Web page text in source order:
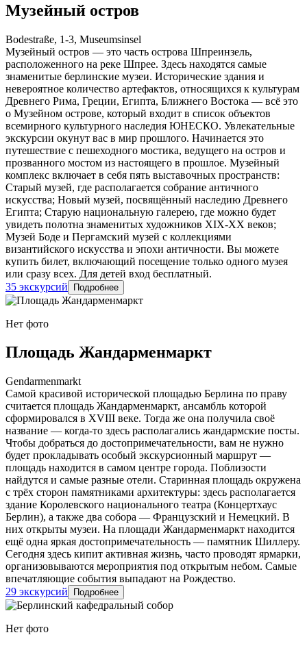
Музейный остров
Bodestraße, 1-3, Museumsinsel
Музейный остров — это часть острова Шпреинзель,
расположенного на реке Шпрее. Здесь находятся самые
знаменитые берлинские музеи. Исторические здания и
невероятное количество артефактов, относящихся к культурам
Древнего Рима, Греции, Египта, Ближнего Востока — всё это
о Музейном острове, который входит в список объектов
всемирного культурного наследия ЮНЕСКО. Увлекательные
экскурсии окунут вас в мир прошлого. Начинается это
путешествие с пешеходного мостика, ведущего на остров и
прозванного мостом из настоящего в прошлое. Музейный
комплекс включает в себя пять выставочных пространств:
Старый музей, где располагается собрание античного
искусства; Новый музей, посвящённый наследию Древнего
Египта; Старую национальную галерею, где можно будет
увидеть полотна знаменитых художников XIX-XX веков;
Музей Боде и Пергамский музей с коллекциями
византийского искусства и эпохи античности. Вы можете
купить билет, включающий посещение только одного музея
или сразу всех. Для детей вход бесплатный.
35 экскурсий
Подробнее
Нет фото
Площадь Жандарменмаркт
Gendarmenmarkt
Самой красивой исторической площадью Берлина по праву
считается площадь Жандарменмаркт, ансамбль которой
сформировался в XVIII веке. Тогда же она получила своё
название — когда-то здесь располагались жандармские посты.
Чтобы добраться до достопримечательности, вам не нужно
будет прокладывать особый экскурсионный маршрут —
площадь находится в самом центре города. Поблизости
найдутся и самые разные отели. Старинная площадь окружена
с трёх сторон памятниками архитектуры: здесь располагается
здание Королевского национального театра (Концертхаус
Берлин), а также два собора — Французский и Немецкий. В
них открыты музеи. На площади Жандарменмаркт находится
ещё одна яркая достопримечательность — памятник Шиллеру.
Сегодня здесь кипит активная жизнь, часто проводят ярмарки,
организовываются мероприятия под открытым небом. Самые
впечатляющие события выпадают на Рождество.
29 экскурсий
Подробнее
Нет фото